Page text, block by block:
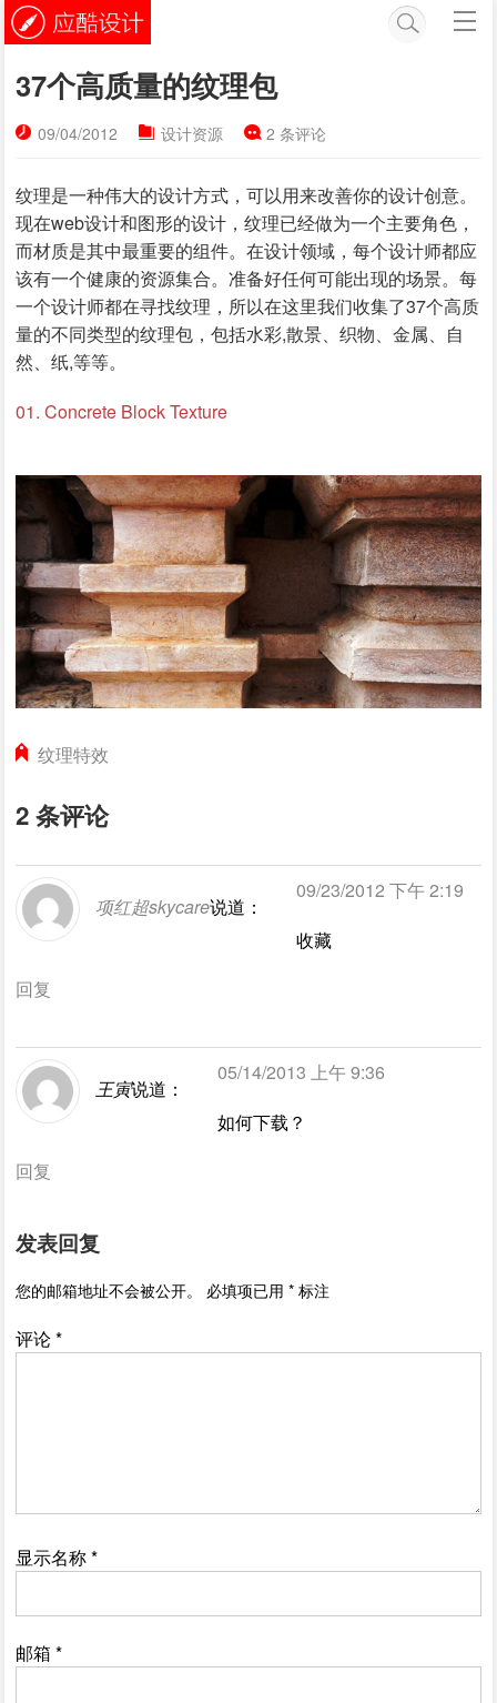
37个高质量的纹理包
09/04/2012 设计资源 2 条评论
纹理是一种伟大的设计方式，可以用来改善你的设计创意。
现在web设计和图形的设计，纹理已经做为一个主要角色，
而材质是其中最重要的组件。在设计领域，每个设计师都应
该有一个健康的资源集合。准备好任何可能出现的场景。每
一个设计师都在寻找纹理，所以在这里我们收集了37个高质
量的不同类型的纹理包，包括水彩,散景、织物、金属、自
然、纸,等等。
01. Concrete Block Texture
纹理特效
2 条评论
项红超skycare说道：
09/23/2012 下午 2:19
收藏
回复
王寅说道：
05/14/2013 上午 9:36
如何下载？
回复
发表回复
您的邮箱地址不会被公开。 必填项已用* 标注
评论*
显示名称*
邮箱*